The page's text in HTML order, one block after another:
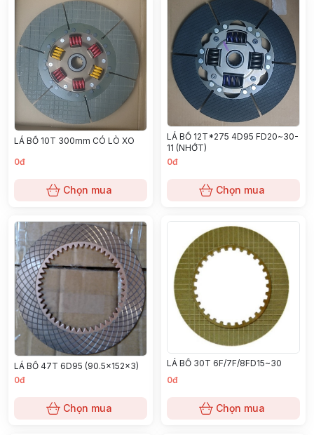
LÁ BỐ 10T 300mm CÓ LÒ XO
0đ
Chọn mua
LÁ BỐ 12T*275 4D95 FD20~30-
11 (NHỚT)
0đ
Chọn mua
LÁ BỐ 47T 6D95 (90.5x152x3)
0đ
Chọn mua
LÁ BỐ 30T 6F/7F/8FD15~30
0đ
Chọn mua